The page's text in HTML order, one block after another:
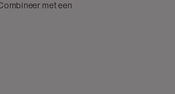
met een